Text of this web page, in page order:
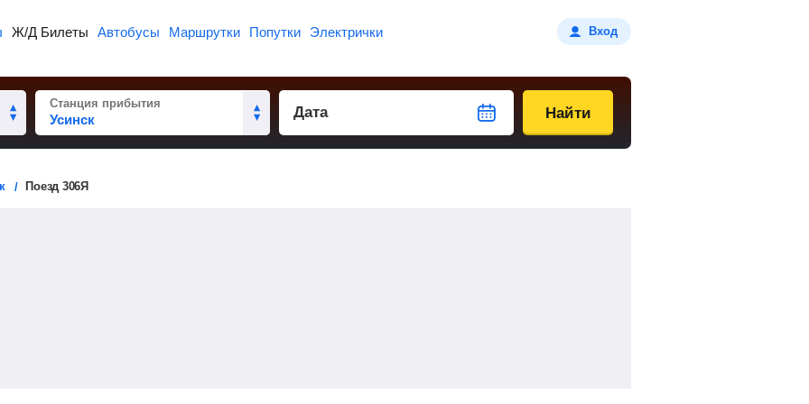
Ж/Д Билеты Автобусы Маршрутки Попутки Электрички Вход
Станция прибытия
Дата Найти
Поезд 306Я